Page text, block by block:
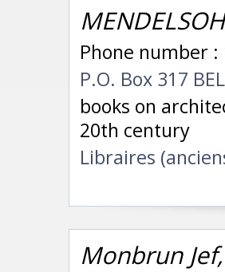
Phone number :
P.O. Box 317
books on
20th century
Libraires
Monbrun Jef,